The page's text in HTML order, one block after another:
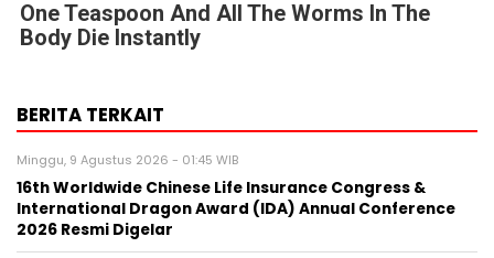
One Teaspoon And All The Worms In The
Body Die Instantly
BERITA TERKAIT
Minggu, 9 Agustus 2026 - 01:45 WIB
16th Worldwide Chinese Life Insurance Congress &
International Dragon Award (IDA) Annual Conference
2026 Resmi Digelar